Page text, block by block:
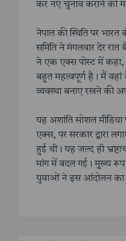
कर नए चुनाव कराने की
नेपाल की स्थिति पर भारत
समिति ने मंगलवार देर रात
ने एक एक्स पोस्ट में कहा,
बहुत महत्वपूर्ण है। मैं
व्यवस्था बनाए रखने की
यह अशांति सोशल
एक्स, पर सरकार द्वारा
हुई थी। यह जल्द ही
मांग में बदल गई। मुख्य
युवाओं ने इस आंदोलन का